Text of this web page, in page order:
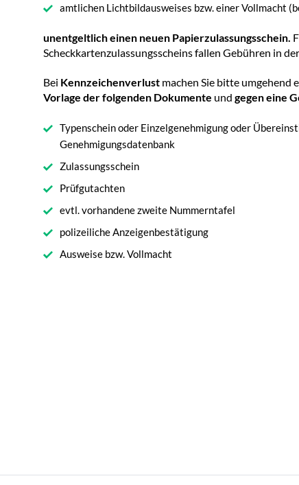
amtlichen Lichtbildausweises bzw. einer Vollmacht
unentgeltlich einen neuen Papierzulassungsschein.
Scheckkartenzulassungsscheins fallen Gebühren in
Bei Kennzeichenverlust machen Sie bitte umgehend
Vorlage der folgenden Dokumente und gegen eine
Typenschein oder Einzelgenehmigung oder
Genehmigungsdatenbank
Zulassungsschein
Prüfgutachten
evtl. vorhandene zweite Nummerntafel
polizeiliche Anzeigenbestätigung
Ausweise bzw. Vollmacht